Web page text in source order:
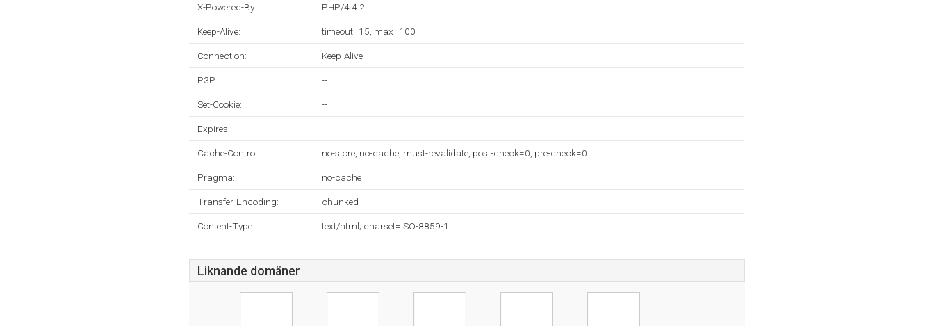
X-Powered-By: PHP/4.4.2
Keep-Alive: timeout=15, max=100
Connection: Keep-Alive
P3P: --
Set-Cookie: --
Expires: --
Cache-Control: no-store, no-cache, must-revalidate, post-check=0, pre-check=0
Pragma: no-cache
Transfer-Encoding: chunked
Content-Type: text/html; charset=ISO-8859-1
Liknande domäner